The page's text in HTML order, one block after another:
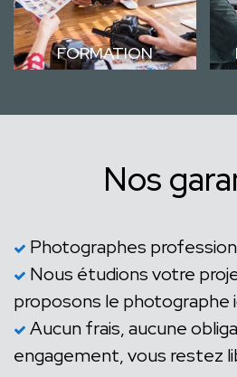
FORMATION
Nos
Photographes
Nous étudions votre
proposons le photographe
Aucun frais, aucune
engagement, vous restez